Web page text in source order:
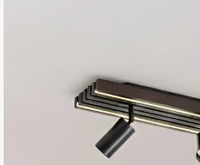
bildegalleri